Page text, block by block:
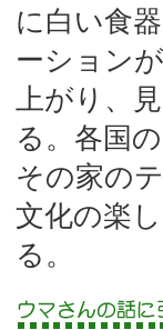
に白い食
ーション
上がり、
る。各国
その家の
文化の楽
る。